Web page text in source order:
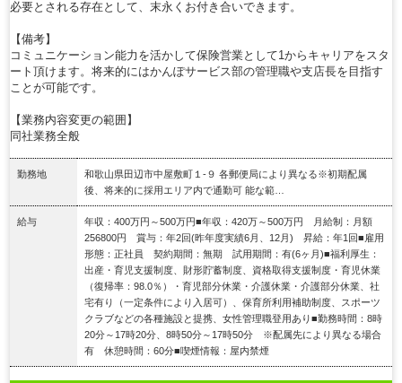
必要とされる存在として、末永くお付き合いできます。
【備考】
コミュニケーション能力を活かして保険営業として1からキャリアをスタ
ート頂けます。将来的にはかんぽサービス部の管理職や支店長を目指す
ことが可能です。
【業務内容変更の範囲】
同社業務全般
勤務地
和歌山県田辺市中屋敷町１‐９ 各郵便局により異なる※初期配属
後、将来的に採用エリア内で通勤可 能な範…
給与
年収：400万円～500万円■年収：420万～500万円 月給制：月額
256800円 賞与：年2回(昨年度実績6月、12月) 昇給：年1回■雇用
形態：正社員 契約期間：無期 試用期間：有(6ヶ月)■福利厚生：
出産・育児支援制度、財形貯蓄制度、資格取得支援制度・育児休業
（復帰率：98.0％）・育児部分休業・介護休業・介護部分休業、社
宅有り（一定条件により入居可）、保育所利用補助制度、スポーツ
クラブなどの各種施設と提携、女性管理職登用あり■勤務時間：8時
20分～17時20分、8時50分～17時50分 ※配属先により異なる場合
有 休憩時間：60分■喫煙情報：屋内禁煙